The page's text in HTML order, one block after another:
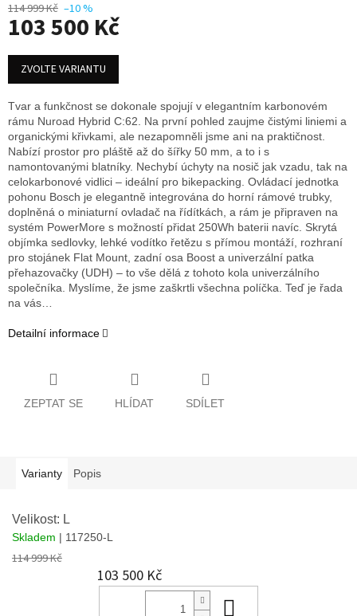
114 999 Kč –10 %
103 500 Kč
Měrná
cena:
ZVOLTE VARIANTU
Tvar a funkčnost se dokonale spojují v elegantním karbonovém
rámu Nuroad Hybrid C:62. Na první pohled zaujme čistými liniemi a
organickými křivkami, ale nezapomněli jsme ani na praktičnost.
Nabízí prostor pro pláště až do šířky 50 mm, a to i s
namontovanými blatníky. Nechybí úchyty na nosič jak vzadu, tak na
celokarbonové vidlici – ideální pro bikepacking. Ovládací jednotka
pohonu Bosch je elegantně integrována do horní rámové trubky,
doplněná o miniaturní ovladač na řídítkách, a rám je připraven na
systém PowerMore s možností přidat 250Wh baterii navíc. Skrytá
objímka sedlovky, lehké vodítko řetězu s přímou montáží, rozhraní
pro stojánek Flat Mount, zadní osa Boost a univerzální patka
přehazovačky (UDH) – to vše dělá z tohoto kola univerzálního
společníka. Myslíme, že jsme zaškrtli všechna políčka. Teď je řada
na vás…
Detailní informace
ZEPTAT SE HLÍDAT SDÍLET
Varianty Popis
Velikost: L
Skladem | 117250-L
114 999 Kč
103 500 Kč